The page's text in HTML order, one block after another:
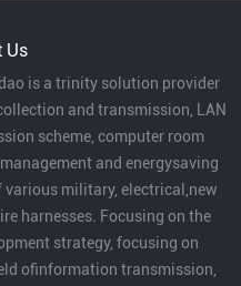
Us
is a trinity solution provider
and transmission, LAN
scheme, computer room
and energysaving
military, electrical,new
harnesses. Focusing on the
strategy, focusing on
ofinformation transmission,